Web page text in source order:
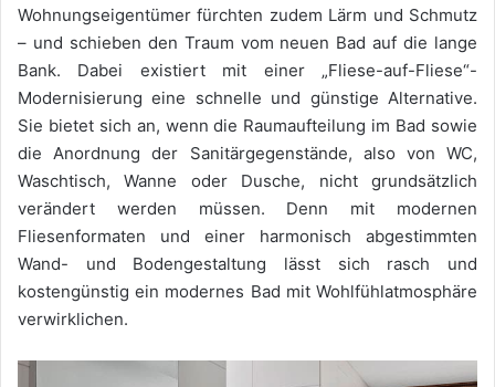
Wohnungseigentümer fürchten zudem Lärm und Schmutz
– und schieben den Traum vom neuen Bad auf die lange
Bank. Dabei existiert mit einer „Fliese-auf-Fliese“-
Modernisierung eine schnelle und günstige Alternative.
Sie bietet sich an, wenn die Raumaufteilung im Bad sowie
die Anordnung der Sanitärgegenstände, also von WC,
Waschtisch, Wanne oder Dusche, nicht grundsätzlich
verändert werden müssen. Denn mit modernen
Fliesenformaten und einer harmonisch abgestimmten
Wand- und Bodengestaltung lässt sich rasch und
kostengünstig ein modernes Bad mit Wohlfühlatmosphäre
verwirklichen.